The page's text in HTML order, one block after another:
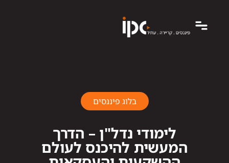
בלוג פיננסים
לימודי נדל"ן – הדרך
המעשית להיכנס לעולם